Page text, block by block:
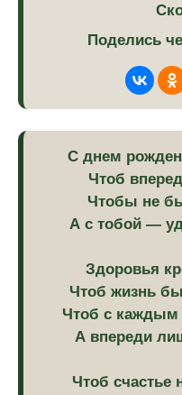
Поделись
С днем
Чтоб
Чтобы не
А с тобой —
Здоровья
Чтоб жизнь
Чтоб с каждым
А впереди
Чтоб счастье